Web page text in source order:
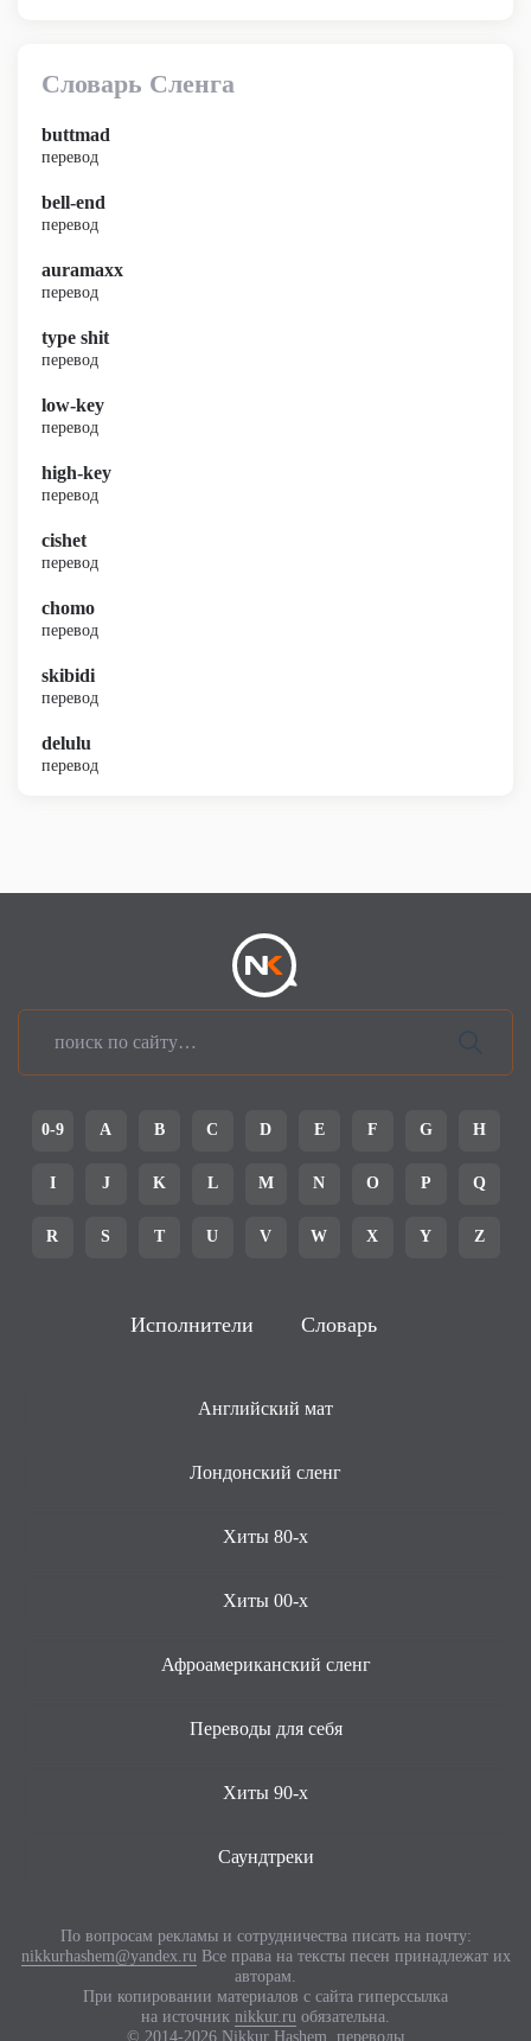
Словарь Сленга
buttmad
перевод
bell-end
перевод
auramaxx
перевод
type shit
перевод
low-key
перевод
high-key
перевод
cishet
перевод
chomo
перевод
skibidi
перевод
delulu
перевод
0-9 A B C D E F G H
I J K L M N O P Q
R S T U V W X Y Z
Исполнители Словарь
Английский мат
Лондонский сленг
Хиты 80-х
Хиты 00-х
Афроамериканский сленг
Переводы для себя
Хиты 90-х
Саундтреки
По вопросам рекламы и сотрудничества писать на почту:
nikkurhashem@yandex.ruВсе права на тексты песен принадлежат их
авторам.
При копировании материалов с сайта гиперссылка
на источник nikkur.ru обязательна.
© 2014-2026 Nikkur Hashem, переводы